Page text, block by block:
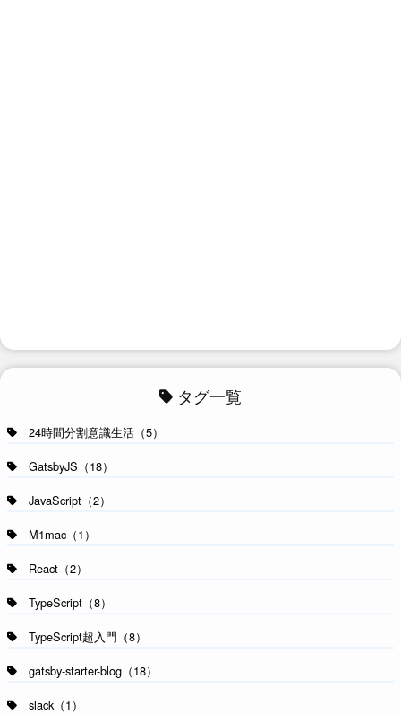
タグ一覧
24時間分割意識生活（5）
GatsbyJS（18）
JavaScript（2）
M1mac（1）
React（2）
TypeScript（8）
TypeScript超入門（8）
gatsby-starter-blog（18）
slack（1）